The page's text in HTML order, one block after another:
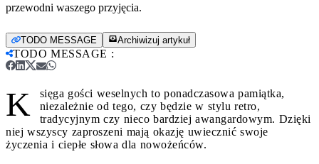
przewodni waszego przyjęcia.
TODO MESSAGE Archiwizuj artykuł
TODO MESSAGE :
K
sięga gości weselnych to ponadczasowa pamiątka,
niezależnie od tego, czy będzie w stylu retro,
tradycyjnym czy nieco bardziej awangardowym. Dzięki
niej wszyscy zaproszeni mają okazję uwiecznić swoje
życzenia i ciepłe słowa dla nowożeńców.